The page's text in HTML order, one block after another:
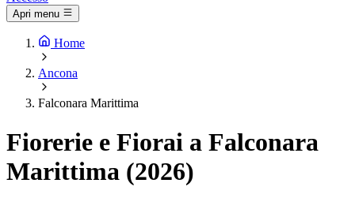
Apri menu
Home
Ancona
Falconara Marittima
Fiorerie e Fiorai a Falconara
Marittima (2026)